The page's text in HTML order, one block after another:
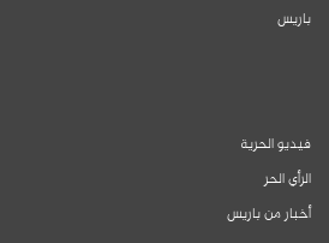
باريس
فيديو الحرية
الرأي الحر
أخبار من باريس